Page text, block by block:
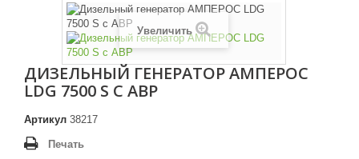
Увеличить
ДИЗЕЛЬНЫЙ ГЕНЕРАТОР АМПЕРОС
LDG 7500 S С АВР
Артикул 38217
Печать